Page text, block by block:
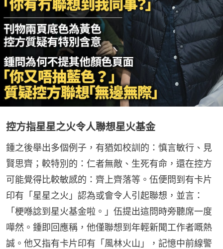
控方指星星之火令人聯想星火基金
鍾之後舉出多個例子，有猶如校訓的：慎言敏行、見
賢思齊；較特別的：仁者無敵、生死有命，還在控方
可能覺得比較敏感的：齊上齊落等。伍便問到有卡片
印有「星星之火」認為或會令人引起聯想，並言：
「梗喺諗到星火基金啦。」伍提出這問時旁聽席一度
嘩然。鍾即回應稱，他僅聯想到年輕新聞工作者嘅熱
誠。他又指有卡片印有「風林火山」，記憶中前線警